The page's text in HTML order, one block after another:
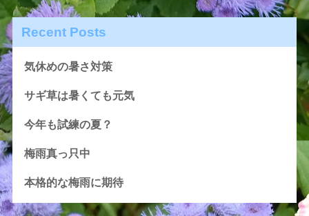
Recent Posts
気休めの暑さ対策
サギ草は暑くても元気
今年も試練の夏？
梅雨真っ只中
本格的な梅雨に期待